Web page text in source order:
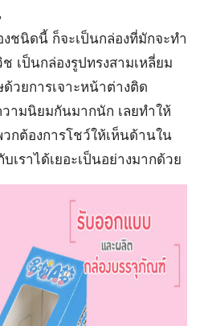
งชนิดนี้ ก็จะเป็นกล่องที่มักจะทำ
เป็นกล่องรูปทรงสามเหลี่ยม
วยการเจาะหน้าต่างติด
ามนิยมกันมากนัก เลยทำให้
กต้องการโชว์ให้เห็นด้านใน
เราได้เยอะเป็นอย่างมากด้วย